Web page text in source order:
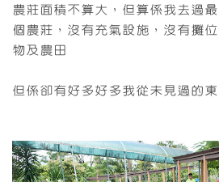
農莊面積不算大，但算係我去過
個農莊，沒有充氣設施，沒有攤
物及農田
但係卻有好多好多我從未見過的